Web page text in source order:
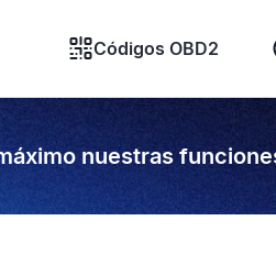
Códigos OBD2
nuestras